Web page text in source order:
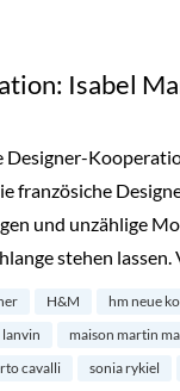
Isabel
Designer-
französiche
und unzählige
stehen lassen.
H&M hm neue
lanvin maison martin
cavalli sonia rykiel